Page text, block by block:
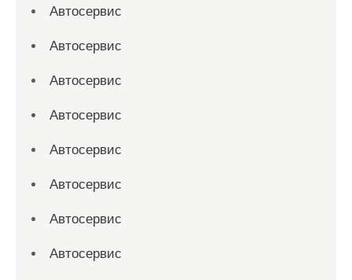
Автосервис
Автосервис
Автосервис
Автосервис
Автосервис
Автосервис
Автосервис
Автосервис